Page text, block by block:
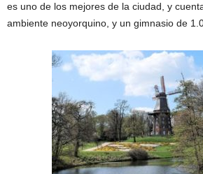
es uno de los mejores de la ciudad, y
ambiente neoyorquino, y un gimnasio de